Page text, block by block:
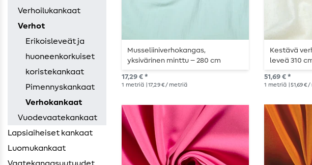
Verhoilukankaat
Verhot
Erikoisleveät ja
huoneenkorkuiset
koristekankaat
Pimennyskankaat
Verhokankaat
Vuodevaatekankaat
Lapsiaiheiset kankaat
Luomukankaat
Musseliiniverhokangas,
yksivärinen minttu – 280 cm
17,29 € *
1 metriä | 17,29 € / metriä
Kestävä
leveä 310
51,69 € *
1 metriä | 51,69 €